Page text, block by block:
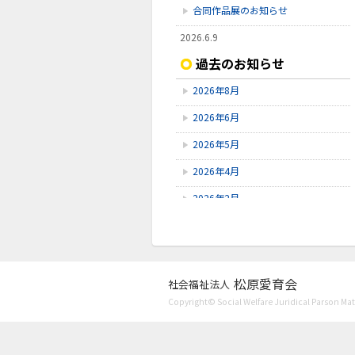
合同作品展のお知らせ
2026.6.9
日（日）採用試験開催のお知らせ
2026.5.11
【令和9年度採用③】令和8年6月14
日（日）採用試験開催のお知らせ
2026.4.13
【令和9年度採用➁】令和8年5月17
過去のお知らせ
2026年8月
2026年6月
2026年5月
2026年4月
2026年2月
2025年9月
2025年8月
社会福祉法人 松原愛育会
Copyright© Social Welfare Juridical Parson